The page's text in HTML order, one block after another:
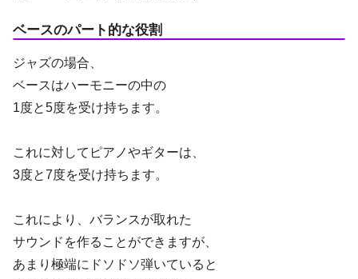
ベースのパート的な役割
ジャズの場合、
ベースはハーモニーの中の
1度と5度を受け持ちます。
これに対してピアノやギターは、
3度と7度を受け持ちます。
これにより、バランスが取れた
サウンドを作ることができますが、
あまり極端にドソドソ弾いていると